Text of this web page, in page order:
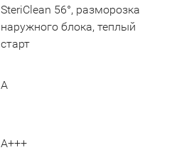
SteriClean 56°, разморозка
наружного блока, теплый
старт
A
A+++